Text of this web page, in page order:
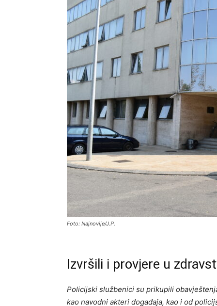
Foto: Najnovije/J.P.
Izvršili i provjere u
Policijski službenici su prikupili
kao navodni akteri događaja, kao i od